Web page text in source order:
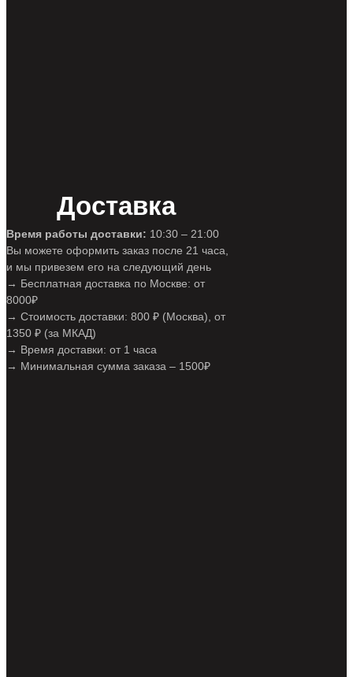
Доставка
Время работы доставки: 10:30 – 21:00
Вы можете оформить заказ после 21 часа,
и мы привезем его на следующий день
→ Бесплатная доставка по Москве: от
8000₽
→ Стоимость доставки: 800 ₽ (Москва), от
1350 ₽ (за МКАД)
→ Время доставки: от 1 часа
→ Минимальная сумма заказа – 1500₽